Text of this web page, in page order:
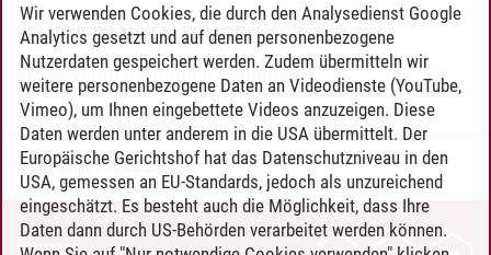
LEHRVERANSTALTUNGEN
Keine Veranstaltungen gefunden.
Wedi-Pumpe/18.02.2021
KONTAKT
Wir verwenden Cookies, die durch den Analysedienst Google
Analytics gesetzt und auf denen personenbezogene
Nutzerdaten gespeichert werden. Zudem übermitteln wir
weitere personenbezogene Daten an Videodienste (YouTube,
Vimeo), um Ihnen eingebettete Videos anzuzeigen. Diese
Daten werden unter anderem in die USA übermittelt. Der
Europäische Gerichtshof hat das Datenschutzniveau in den
USA, gemessen an EU-Standards, jedoch als unzureichend
eingeschätzt. Es besteht auch die Möglichkeit, dass Ihre
Daten dann durch US-Behörden verarbeitet werden können.